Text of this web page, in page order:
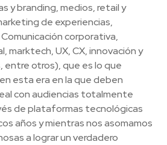
y branding, medios, retail y
de experiencias,
corporativa,
marktech, UX, CX, innovación y
entre otros), que es lo que
esta era en la que deben
con audiencias totalmente
de plataformas tecnológicas
años y mientras nos asomamos
a lograr un verdadero